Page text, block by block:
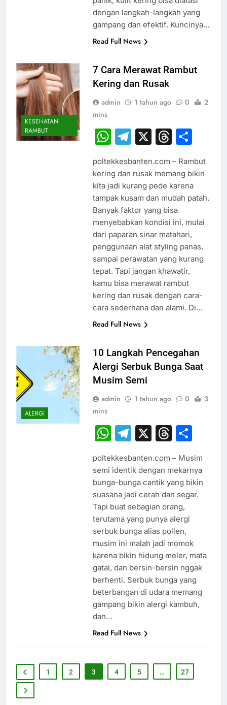
dengan langkah-langkah yang
gampang dan efektif. Kuncinya…
Read Full News
KESEHATAN
RAMBUT
7 Cara Merawat Rambut
Kering dan Rusak
admin 1 tahun ago 0
2
mins
WhatsApp
Telegram
X
poltekkesbanten.com – Rambut
kering dan rusak memang bikin
kita jadi kurang pede karena
tampak kusam dan mudah patah.
Banyak faktor yang bisa
menyebabkan kondisi ini, mulai
dari paparan sinar matahari,
penggunaan alat styling panas,
sampai perawatan yang kurang
tepat. Tapi jangan khawatir,
kamu bisa merawat rambut
kering dan rusak dengan cara-
cara sederhana dan alami. Di…
Read Full News
ALERGI
10 Langkah Pencegahan
Alergi Serbuk Bunga Saat
Musim Semi
admin 1 tahun ago 0
3
mins
WhatsApp
Telegram
X
poltekkesbanten.com – Musim
semi identik dengan mekarnya
bunga-bunga cantik yang bikin
suasana jadi cerah dan segar.
Tapi buat sebagian orang,
terutama yang punya alergi
serbuk bunga alias pollen,
musim ini malah jadi momok
karena bikin hidung meler, mata
gatal, dan bersin-bersin nggak
berhenti. Serbuk bunga yang
beterbangan di udara memang
gampang bikin alergi kambuh,
dan…
Read Full News
1 2 3 4 5 … 27